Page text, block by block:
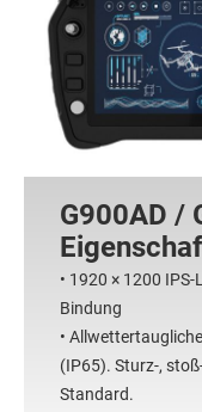
G900AD /
• 1920 × 1200
Bindung
•
(IP65). Sturz-,
Standard.